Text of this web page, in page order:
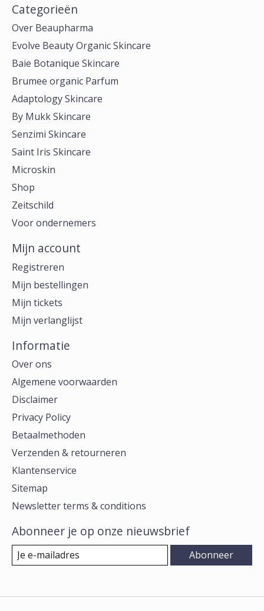
Categorieën
Over Beaupharma
Evolve Beauty Organic Skincare
Baie Botanique Skincare
Brumee organic Parfum
Adaptology Skincare
By Mukk Skincare
Senzimi Skincare
Saint Iris Skincare
Microskin
Shop
Zeitschild
Voor ondernemers
Mijn account
Registreren
Mijn bestellingen
Mijn tickets
Mijn verlanglijst
Informatie
Over ons
Algemene voorwaarden
Disclaimer
Privacy Policy
Betaalmethoden
Verzenden & retourneren
Klantenservice
Sitemap
Newsletter terms & conditions
Abonneer je op onze nieuwsbrief
Abonneer